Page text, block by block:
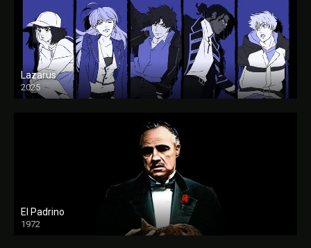
Lazarus
2025
El Padrino
1972
FULL HD